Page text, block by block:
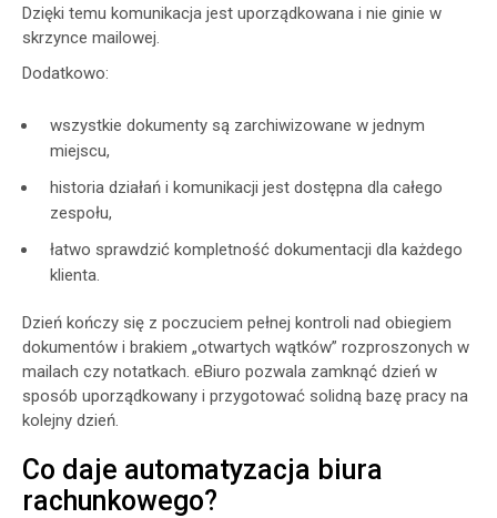
Dzięki temu komunikacja jest uporządkowana i nie ginie w
skrzynce mailowej.
Dodatkowo:
wszystkie dokumenty są zarchiwizowane w jednym
miejscu,
historia działań i komunikacji jest dostępna dla całego
zespołu,
łatwo sprawdzić kompletność dokumentacji dla każdego
klienta.
Dzień kończy się z poczuciem pełnej kontroli nad obiegiem
dokumentów i brakiem „otwartych wątków” rozproszonych w
mailach czy notatkach. eBiuro pozwala zamknąć dzień w
sposób uporządkowany i przygotować solidną bazę pracy na
kolejny dzień.
Co daje automatyzacja biura
rachunkowego?